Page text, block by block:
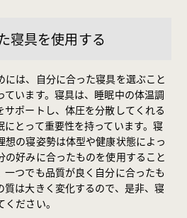
寝具を使用する
には、自分に合った寝具を選ぶこと
います。寝具は、睡眠中の体温調
ポートし、体圧を分散してくれる
とって重要性を持っています。寝
の寝姿勢は体型や健康状態によっ
の好みに合ったものを使用すること
一つでも品質が良く自分に合ったも
は大きく変化するので、是非、寝
ださい。